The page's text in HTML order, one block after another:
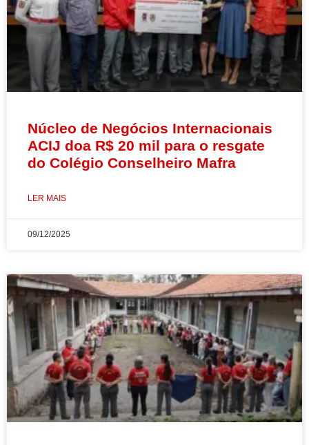
Núcleo de Negócios Internacionais
ACIJ doa R$ 20 mil para o resgate
do Colégio Conselheiro Mafra
LER MAIS
09/12/2025